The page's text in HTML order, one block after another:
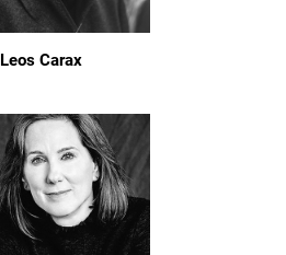
Leos Carax